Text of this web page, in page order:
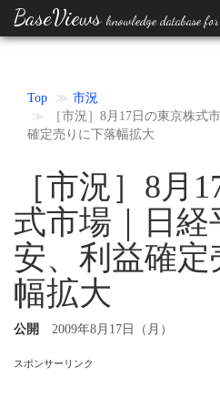
BaseViews knowledge database
Top
市況
［市況］8月17日の東京株式
確定売りに下落幅拡大
［市況］8月
式市場｜日経
安、利益確
幅拡大
公開 2009年8月17日（月）
スポンサーリンク